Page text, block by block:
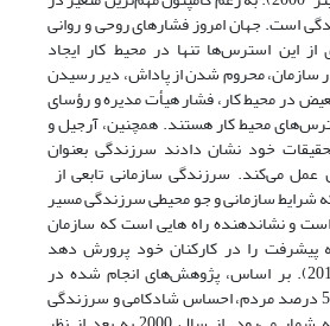
است. جهان امروز فشارهای روحی و روانی
این استرس‌ها تنها در محیط کار ایجاد
محروم شدن از پاداش، دیر رسیدن
در محیط کار، فشار هیأت مدیره و رؤسای
محیط کار هستند. همچنین، آرجیل و
(2018) در تحقیقات خود نشان دادند سرزندگی بعنوان
می‌‌کند. سرزندگی سازمانی تابعی از
سازمانی و جو محیطی سرزندگی مسیر
و نشاندهنده راه هایی است که سازمان
پیشرفت را در کارکنان خود پرورش دهد
(پورایس جوونز ، 2010:265). بر اساس، پژوهش‌های انجام شده در
زمینة سرزندگی، از نظر 50 درصد مردم، احساس شادکامی و سرزندگی